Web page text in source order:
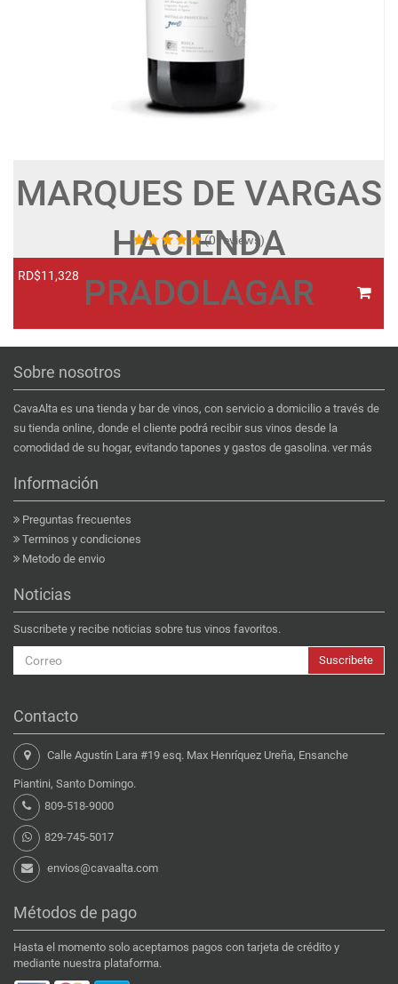
MARQUES DE VARGAS
HACIENDA
PRADOLAGAR
(0 reviews)
RD$11,328
Sobre nosotros
CavaAlta es una tienda y bar de vinos, con servicio a domicilio a través de
su tienda online, donde el cliente podrá recibir sus vinos desde la
comodidad de su hogar, evitando tapones y gastos de gasolina. ver más
Información
Preguntas frecuentes
Terminos y condiciones
Metodo de envio
Noticias
Suscribete y recibe noticias sobre tus vinos favoritos.
Suscribete
Contacto
Calle Agustín Lara #19 esq. Max Henríquez Ureña, Ensanche
Piantini, Santo Domingo.
809-518-9000
829-745-5017
envios@cavaalta.com
Métodos de pago
Hasta el momento solo aceptamos pagos con tarjeta de crédito y
mediante nuestra plataforma.